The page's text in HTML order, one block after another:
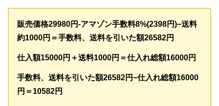
販売価格29980円-アマゾン手数料8%(2398円)−送料
約1000円＝手数料、送料を引いた額26582円
仕入額15000円＋送料1000円＝仕入れ総額16000円
手数料、送料を引いた額26582円−仕入れ総額16000
円＝10582円